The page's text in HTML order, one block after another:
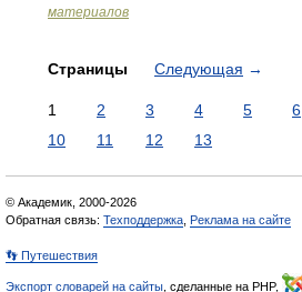
материалов
Страницы Следующая →
1 2 3 4 5 6
10
11 12 13
© Академик, 2000-2026
Обратная связь: Техподдержка Реклама на сайте
👣 Путешествия
Экспорт словарей на сайты , сделанные на PHP,